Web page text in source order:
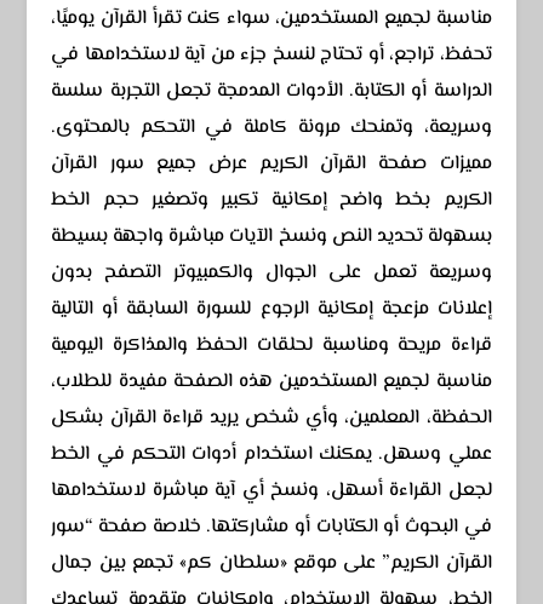
مناسبة لجميع المستخدمين، سواء كنت تقرأ القرآن يوميًا،
تحفظ، تراجع، أو تحتاج لنسخ جزء من آية لاستخدامها في
الدراسة أو الكتابة. الأدوات المدمجة تجعل التجربة سلسة
وسريعة، وتمنحك مرونة كاملة في التحكم بالمحتوى.
مميزات صفحة القرآن الكريم عرض جميع سور القرآن
الكريم بخط واضح إمكانية تكبير وتصغير حجم الخط
بسهولة تحديد النص ونسخ الآيات مباشرة واجهة بسيطة
وسريعة تعمل على الجوال والكمبيوتر التصفح بدون
إعلانات مزعجة إمكانية الرجوع للسورة السابقة أو التالية
قراءة مريحة ومناسبة لحلقات الحفظ والمذاكرة اليومية
مناسبة لجميع المستخدمين هذه الصفحة مفيدة للطلاب،
الحفظة، المعلمين، وأي شخص يريد قراءة القرآن بشكل
عملي وسهل. يمكنك استخدام أدوات التحكم في الخط
لجعل القراءة أسهل، ونسخ أي آية مباشرة لاستخدامها
في البحوث أو الكتابات أو مشاركتها. خلاصة صفحة “سور
القرآن الكريم” على موقع «سلطان كم» تجمع بين جمال